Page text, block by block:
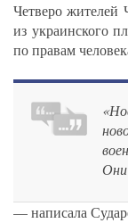
Четверо жителей
из украинского
по правам
Они
— написала